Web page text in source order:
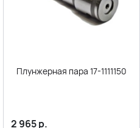
Плунжерная пара 17-1111150
2 965р.